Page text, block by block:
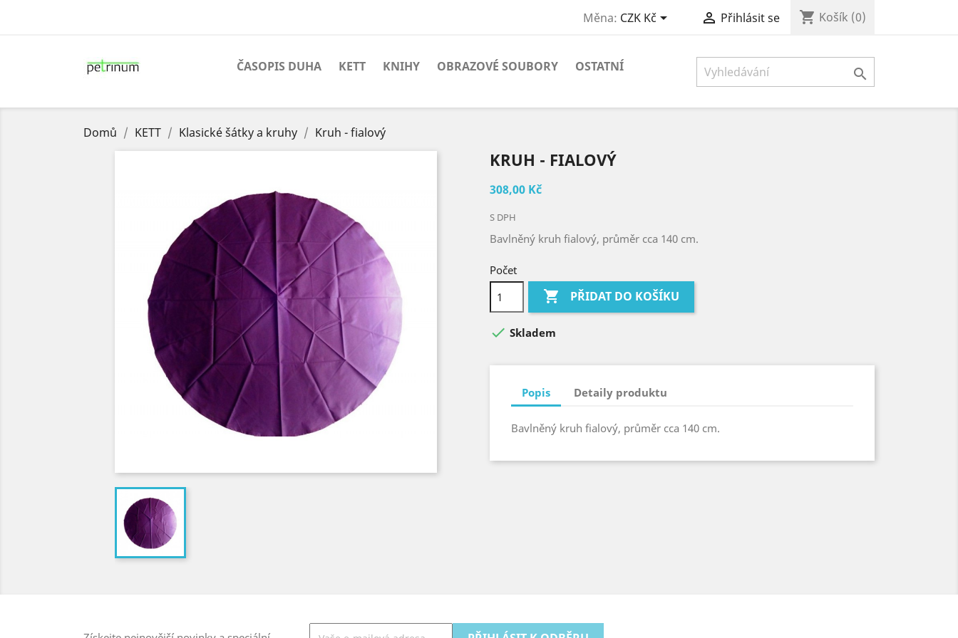
Měna: CZK Kč  Přihlásit se shopping_cart Košík (0)
ČASOPIS DUHA KETT KNIHY OBRAZOVÉ SOUBORY OSTATNÍ 
Domů KETT Klasické šátky a kruhy Kruh - fialový
KRUH - FIALOVÝ
308,00 Kč
S DPH
Bavlněný kruh fialový, průměr cca 140 cm.
Počet
 PŘIDAT DO KOŠÍKU
 Skladem
Popis Detaily produktu
Bavlněný kruh fialový, průměr cca 140 cm.